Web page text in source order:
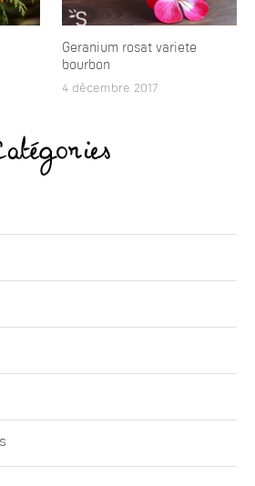
Geranium rosat variete
bourbon
4 décembre 2017